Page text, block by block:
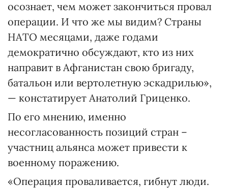
осознает, чем может закончиться провал
операции. И что же мы видим? Страны
НАТО месяцами, даже годами
демократично обсуждают, кто из них
направит в Афганистан свою бригаду,
батальон или вертолетную эскадрилью»,
— констатирует Анатолий Гриценко.
По его мнению, именно
несогласованность позиций стран –
участниц альянса может привести к
военному поражению.
«Операция проваливается, гибнут люди.